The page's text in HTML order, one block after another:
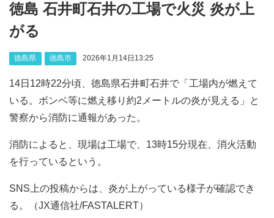
徳島 石井町石井の工場で火災 炎が上
がる
徳島県 徳島市 2026年1月14日13:25
14日12時22分頃、徳島県石井町石井で「工場内が燃えて
いる。ボンベ等に燃え移り約2メートルの炎が見える」と
警察から消防に通報があった。
消防によると、現場は工場で、13時15分現在、消火活動
を行っているという。
SNS上の投稿からは、炎が上がっている様子が確認でき
る。（JX通信社/FASTALERT）